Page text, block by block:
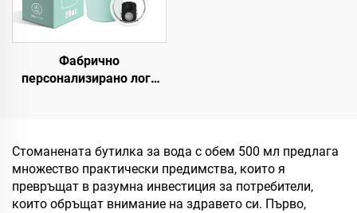
Фабрично
персонализирано лого
капак 20oz неръждаема
стомана термоси чаша
Стоманената бутилка за вода с обем 500 мл предлага
множество практически предимства, които я
превръщат в разумна инвестиция за потребители,
които обръщат внимание на здравето си. Първо,